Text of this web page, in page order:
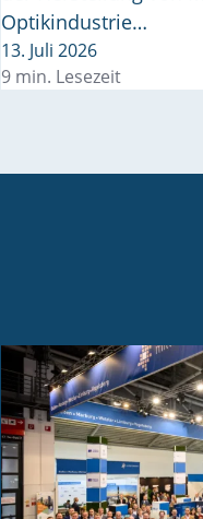
Optikindustrie…
13. Juli 2026
9 min. Lesezeit